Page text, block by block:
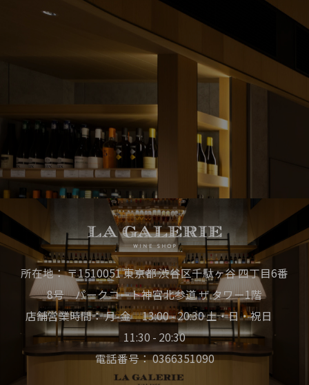
所在地： 〒1510051 東京都 渋谷区千駄ヶ谷 四丁目6番
8号 パークコート神宮北参道 ザ タワー1階
店舗営業時間： 月-金 13:00 - 20:30 土・日・祝日
11:30 - 20:30
電話番号： 0366351090